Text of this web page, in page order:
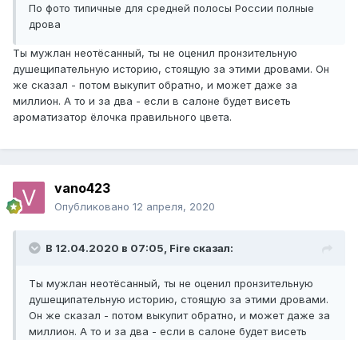
По фото типичные для средней полосы России полные
дрова
Ты мужлан неотёсанный, ты не оценил пронзительную
душещипательную историю, стоящую за этими дровами. Он
же сказал - потом выкупит обратно, и может даже за
миллион. А то и за два - если в салоне будет висеть
ароматизатор ёлочка правильного цвета.
vano423
Опубликовано 12 апреля, 2020
В 12.04.2020 в 07:05, Fire сказал:
Ты мужлан неотёсанный, ты не оценил пронзительную
душещипательную историю, стоящую за этими дровами.
Он же сказал - потом выкупит обратно, и может даже за
миллион. А то и за два - если в салоне будет висеть